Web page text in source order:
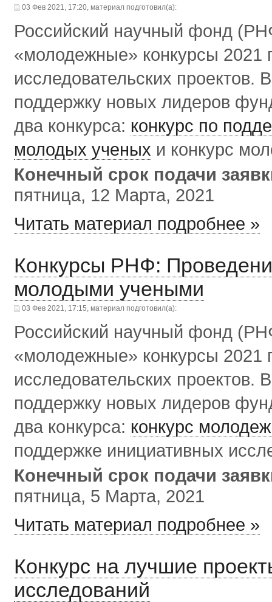
03 Фев 2021, 17:20, материал подготовил(а):
Российский научный фонд
«молодежные» конкурсы 2021
исследовательских проектов.
поддержку новых лидеров
два конкурса: конкурс по
молодых ученых и конкурс
Конечный срок подачи
пятница, 12 Марта, 2021
Читать материал подробнее »
Конкурсы РНФ:
молодыми учеными
03 Фев 2021, 17:15, материал подготовил(а):
Российский научный фонд
«молодежные» конкурсы 2021
исследовательских проектов.
поддержку новых лидеров
два конкурса: конкурс
поддержке инициативных
Конечный срок подачи
пятница, 5 Марта, 2021
Читать материал подробнее »
Конкурс на лучшие
исследований